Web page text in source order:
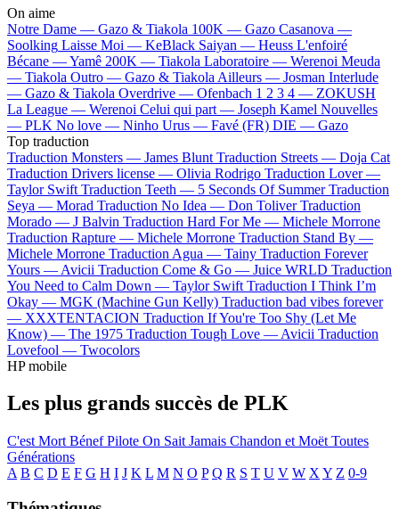
On aime
Notre Dame — Gazo & Tiakola 100K — Gazo Casanova —
Soolking Laisse Moi — KeBlack Saiyan — Heuss L'enfoiré
Bécane —Yamê 200K — Tiakola Laboratoire — Werenoi Meuda
— Tiakola Outro — Gazo & Tiakola Ailleurs — Josman Interlude
— Gazo & Tiakola Overdrive — Ofenbach 1 2 3 4 — ZOKUSH
La League — Werenoi Celui qui part — Joseph Kamel Nouvelles
— PLK No love — Ninho Urus — Favé (FR) DIE — Gazo
Top traduction
Traduction Monsters — James Blunt Traduction Streets — Doja Cat
Traduction Drivers license — Olivia Rodrigo Traduction Lover —
Taylor Swift Traduction Teeth — 5 Seconds Of Summer Traduction
Seya — Morad Traduction No Idea — Don Toliver Traduction
Morado — J Balvin Traduction Hard For Me — Michele Morrone
Traduction Rapture — Michele Morrone Traduction Stand By —
Michele Morrone Traduction Agua — Tainy Traduction Forever
Yours — Avicii Traduction Come & Go — Juice WRLD Traduction
You Need to Calm Down — Taylor Swift Traduction I Think I’m
Okay — MGK (Machine Gun Kelly) Traduction bad vibes forever
— XXXTENTACION Traduction If You're Too Shy (Let Me
Know) — The 1975 Traduction Tough Love — Avicii Traduction
Lovefool — Twocolors
HP mobile
Les plus grands succès de PLK
C'est Mort BénefPilote On Sait Jamais Chandon et Moët Toutes
Générations
A B C D E F G H I J K L M N O P Q R S T U V W X Y Z 0-9